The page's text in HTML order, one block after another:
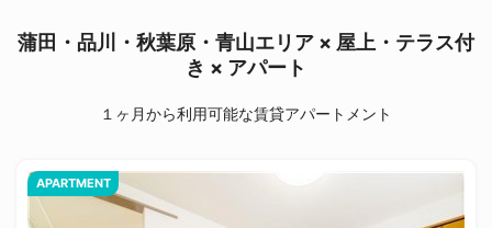
蒲田・品川・秋葉原・青山エリア × 屋上・テラス付
き × アパート
１ヶ月から利用可能な賃貸アパートメント
APARTMENT